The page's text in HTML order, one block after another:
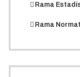
Rama
Rama